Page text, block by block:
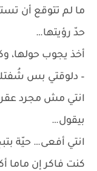
ما لم تتوقع أن
حدّ رؤيتها…
أخذ يجوب حولها،
– دلوقتي بس
انتي مش مجرد
بيقول…
انتي أفعى… حيّة
كنت فاكر إن ماما